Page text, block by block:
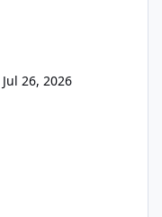
Jul 26, 2026